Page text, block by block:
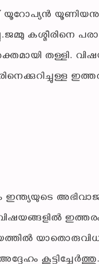
യൂറോപ്യൻ
തള്ളി.
ഇന്ത്യയുടെ
കൂട്ടിച്ചേർത്തു.